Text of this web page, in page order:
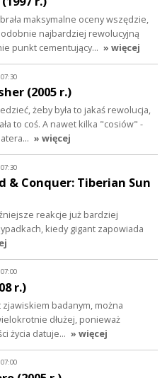
maksymalne oceny wszędzie,
najbardziej rewolucyjną
punkt cementujący… » więcej
(2005 r.)
żeby była to jakaś rewolucja,
to coś. A nawet kilka "cosiów" -
» więcej
& Conquer: Tiberian Sun
reakcje już bardziej
kiedy gigant zapowiada
r.)
zjawiskiem badanym, można
dłużej, ponieważ
życia datuje… » więcej